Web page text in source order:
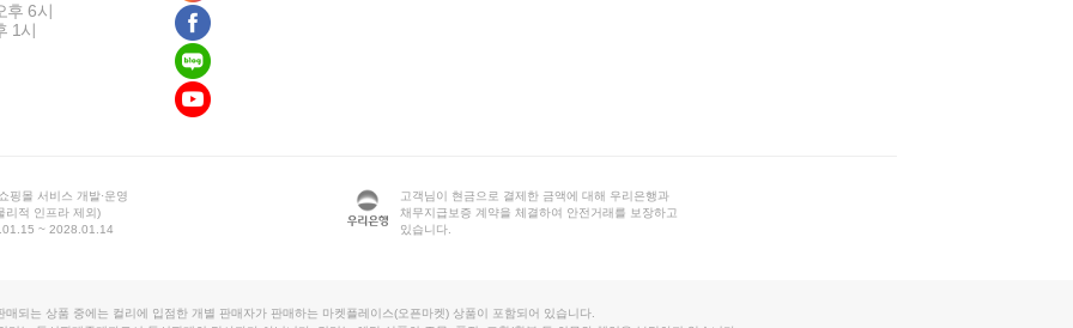
후 6시
1시
핑몰 서비스 개발·운영
리적 인프라 제외)
~ 2028.01.14
고객님이 현금으로 결제한 금액에 대해 우리은행과
채무지급보증 계약을 체결하여 안전거래를 보장하고
있습니다.
매되는 상품 중에는 컬리에 입점한 개별 판매자가 판매하는 마켓플레이스(오픈마켓) 상품이 포함되어 있습니다.